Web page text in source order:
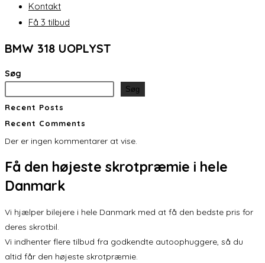
Kontakt
Få 3 tilbud
BMW 318 UOPLYST
Søg
Søg
Recent Posts
Recent Comments
Der er ingen kommentarer at vise.
Få den højeste skrotpræmie i hele
Danmark
Vi hjælper bilejere i hele Danmark med at få den bedste pris for
deres skrotbil.
Vi indhenter flere tilbud fra godkendte autoophuggere, så du
altid får den højeste skrotpræmie.